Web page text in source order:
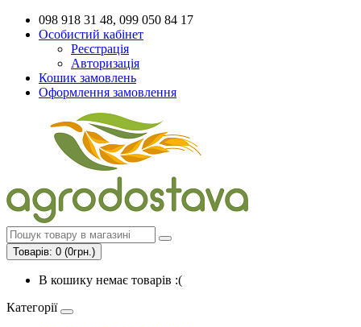
098 918 31 48, 099 050 84 17
Особистий кабінет
Реєстрація
Авторизація
Кошик замовлень
Оформлення замовлення
Товарів: 0 (0грн.)
В кошику немає товарів :(
Категорії